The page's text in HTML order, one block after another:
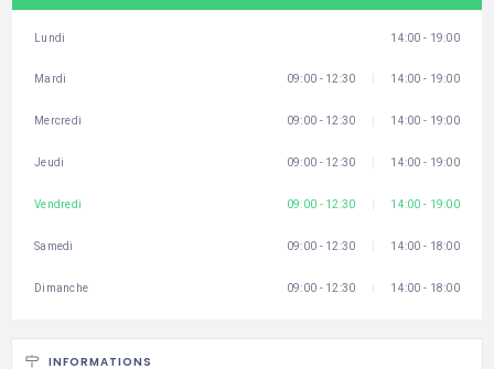
Lundi 14:00 - 19:00
Mardi 09:00 - 12:30 14:00 - 19:00
Mercredi 09:00 - 12:30 14:00 - 19:00
Jeudi 09:00 - 12:30 14:00 - 19:00
Vendredi 09:00 - 12:30 14:00 - 19:00
Samedi 09:00 - 12:30 14:00 - 18:00
Dimanche 09:00 - 12:30 14:00 - 18:00
INFORMATIONS